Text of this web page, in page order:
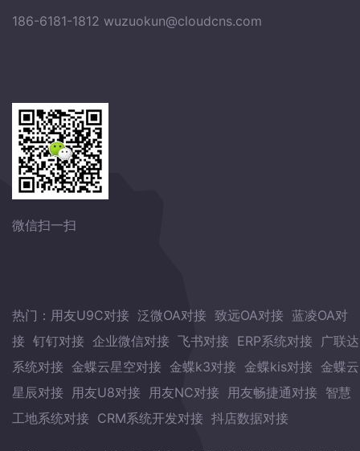
186-6181-1812 wuzuokun@cloudcns.com
微信扫一扫
热门： 用友U9C对接 泛微OA对接 致远OA对接 蓝凌OA对
接 钉钉对接 企业微信对接 飞书对接 ERP系统对接 广联达
系统对接 金蝶云星空对接 金蝶k3对接 金蝶kis对接 金蝶云
星辰对接 用友U8对接 用友NC对接 用友畅捷通对接 智慧
工地系统对接 CRM系统开发对接 抖店数据对接